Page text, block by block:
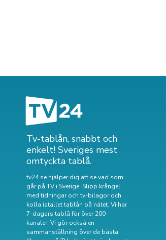
Tv-tablån, snabbt och
enkelt! Sveriges mest
omtyckta tablå.
tv24.se hjälper dig att se vad som
går på TV i Sverige. Slipp krångel
med tidningar och tv-bilagor och
kolla istället tablån på nätet. Vi har
7-dagars tablå för över 200
kanaler. Vi gör också en
sammanställning överde bästa